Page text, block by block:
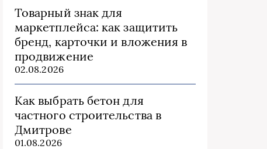
Товарный знак для
маркетплейса: как защитить
бренд, карточки и вложения в
продвижение
02.08.2026
Как выбрать бетон для
частного строительства в
Дмитрове
01.08.2026